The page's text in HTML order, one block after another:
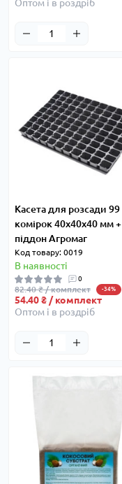
Оптом і в роздріб
Касета для розсади 99
комірок 40x40x40 мм +
піддон Агромаг
Код товару: 0019
В наявності
0
82.40 ₴ / комплект -34%
54.40 ₴ / комплект
Оптом і в роздріб